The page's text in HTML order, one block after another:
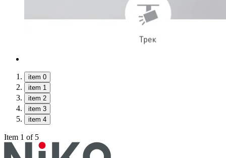
item 0
item 1
item 2
item 3
item 4
Item 1 of 5